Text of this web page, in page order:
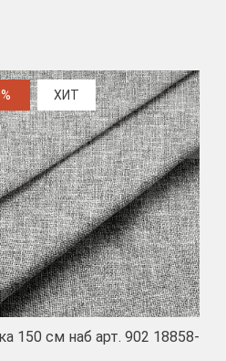
ХИТ
150 см наб арт. 902 18858-